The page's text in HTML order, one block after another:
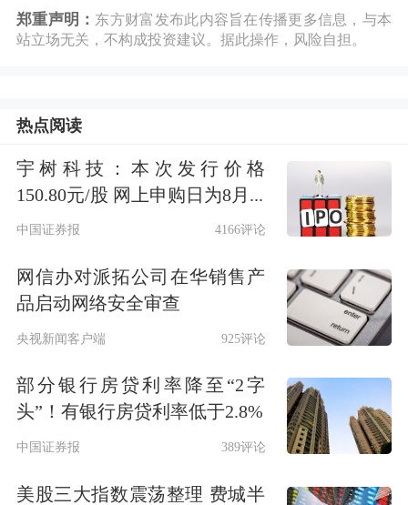
郑重声明： 东方财富发布此内容旨在传播更多信息，与本
站立场无关，不构成投资建议。据此操作，风险自担。
热点阅读
宇树科技：本次发行价格
150.80元/股 网上申购日为8月...
中国证券报 4166评论
网信办对派拓公司在华销售产
品启动网络安全审查
央视新闻客户端 925评论
部分银行房贷利率降至“2字
头”！有银行房贷利率低于2.8%
中国证券报 389评论
美股三大指数震荡整理 费城半